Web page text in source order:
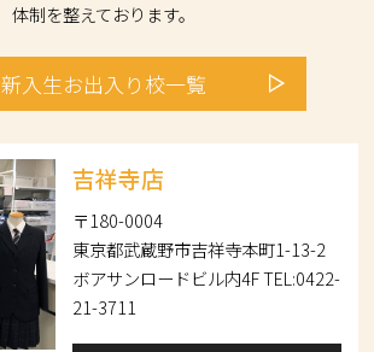
体制を整えております。
新入生お出入り校一覧
吉祥寺店
〒180-0004
東京都武蔵野市吉祥寺本町1-13-2
ボアサンロードビル内4F TEL:0422-
21-3711